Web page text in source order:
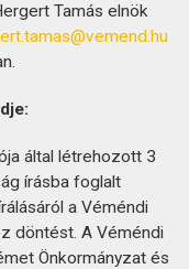
Tamás elnök
által létrehozott 3
írásba foglalt
a Véméndi
döntést. A Véméndi
Önkormányzat és